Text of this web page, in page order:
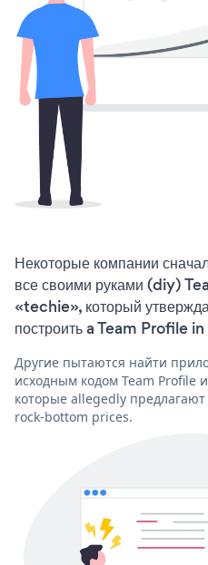
Некоторые компании
все своими руками (diy)
«techie», который
построить a Team Profile
Другие пытаются найти
исходным кодом Team Profile
которые allegedly
rock-bottom prices.